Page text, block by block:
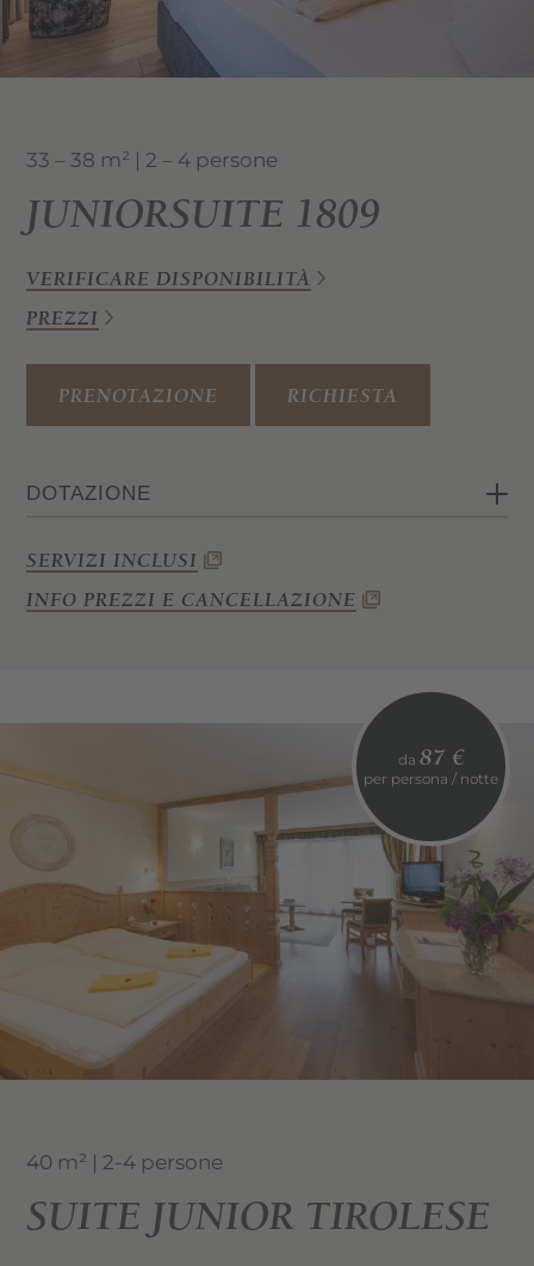
33 – 38 m² | 2 – 4 persone
JUNIORSUITE 1809
VERIFICARE DISPONIBILITÀ
PREZZI
PRENOTAZIONE RICHIESTA
SERVIZI INCLUSI
INFO PREZZI E CANCELLAZIONE
DOTAZIONE
e asciugacapelli
40 m² | 2-4 persone
SUITE JUNIOR TIROLESE
da 87 €
per persona / notte